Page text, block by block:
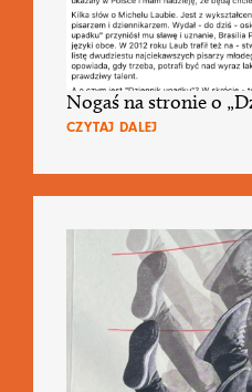
Nogaś na stronie o
CZYTAJ DALEJ